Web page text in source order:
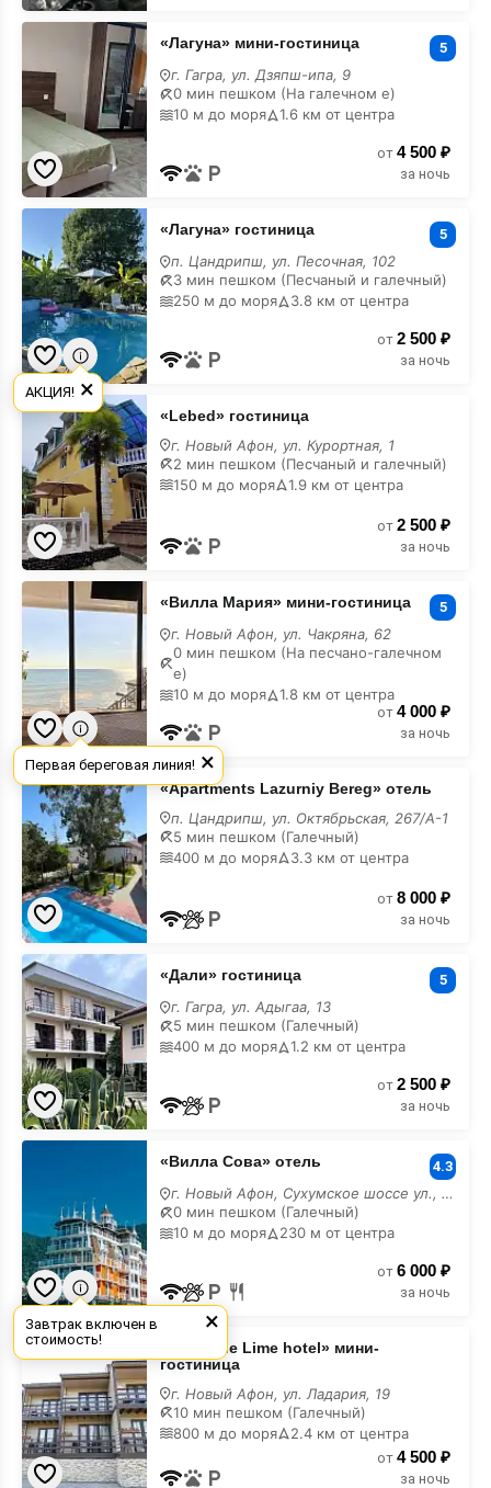
«Лагуна»
гостиница
недорого
«Лагуна» мини-гостиница 5
г. Гагра, ул. Дзяпш-ипа, 9
0 мин пешком (На галечном е)
10 м до моря
1.6 км от центра
от 4 500 ₽
за ночь
«Лагуна»
гостиница
недорого
«Лагуна» гостиница 5
п. Цандрипш, ул. Песочная, 102
3 мин пешком (Песчаный и галечный)
250 м до моря
3.8 км от центра
от 2 500 ₽
за ночь
«Lebed»
гостиница
недорого
«Lebed» гостиница
г. Новый Афон, ул. Курортная, 1
2 мин пешком (Песчаный и галечный)
150 м до моря
1.9 км от центра
от 2 500 ₽
за ночь
«Вилла
Мария»
недорого
«Вилла Мария» мини-гостиница 5
г. Новый Афон, ул. Чакряна, 62
0 мин пешком (На песчано-галечном
е)
10 м до моря
1.8 км от центра
от 4 000 ₽
за ночь
«Apartments
Lazurniy
Bereg»
отель
недорого
«Apartments Lazurniy Bereg» отель
п. Цандрипш, ул. Октябрьская, 267/А-1
5 мин пешком (Галечный)
400 м до моря
3.3 км от центра
от 8 000 ₽
за ночь
«Дали»
гостиница
недорого
«Дали» гостиница 5
г. Гагра, ул. Адыгаа, 13
5 мин пешком (Галечный)
400 м до моря
1.2 км от центра
от 2 500 ₽
за ночь
«Вилла
недорого
«Вилла Сова» отель 4.3
г. Новый Афон, Сухумское шоссе ул., 30
0 мин пешком (Галечный)
10 м до моря
230 м от центра
от 6 000 ₽
за ночь
«Boutique
hotel»
мини-
гостиница
недорого
«Boutique Lime hotel» мини-
гостиница
г. Новый Афон, ул. Ладария, 19
10 мин пешком (Галечный)
800 м до моря
2.4 км от центра
от 4 500 ₽
за ночь
×
АКЦИЯ!
×
Первая береговая линия!
×
Завтрак включен в
стоимость!